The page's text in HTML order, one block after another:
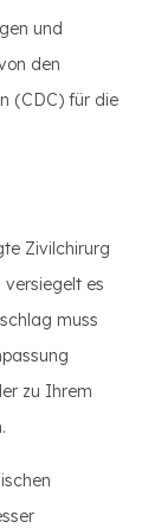
und
den
(CDC) für die
Zivilchirurg
es
muss
zu Ihrem